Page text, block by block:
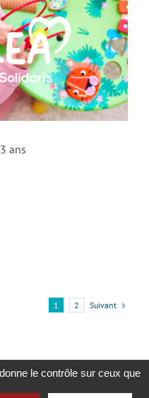
ans
1 2 Suivant
Mentions légales et politique de
le contrôle sur ceux que